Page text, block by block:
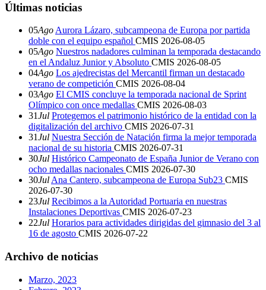
Últimas noticias
05Ago Aurora Lázaro, subcampeona de Europa por partida
doble con el equipo español CMIS 2026-08-05
05Ago Nuestros nadadores culminan la temporada destacando
en el Andaluz Junior y Absoluto CMIS 2026-08-05
04Ago Los ajedrecistas del Mercantil firman un destacado
verano de competición CMIS 2026-08-04
03Ago El CMIS concluye la temporada nacional de Sprint
Olímpico con once medallas CMIS 2026-08-03
31Jul Protegemos el patrimonio histórico de la entidad con la
digitalización del archivo CMIS 2026-07-31
31Jul Nuestra Sección de Natación firma la mejor temporada
nacional de su historia CMIS 2026-07-31
30Jul Histórico Campeonato de España Junior de Verano con
ocho medallas nacionales CMIS 2026-07-30
30Jul Ana Cantero, subcampeona de Europa Sub23 CMIS
2026-07-30
23Jul Recibimos a la Autoridad Portuaria en nuestras
Instalaciones Deportivas CMIS 2026-07-23
22Jul Horarios para actividades dirigidas del gimnasio del 3 al
16 de agosto CMIS 2026-07-22
Archivo de noticias
Marzo, 2023